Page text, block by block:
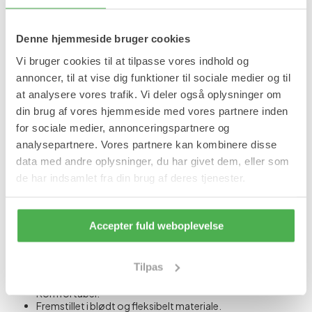
Denne hjemmeside bruger cookies
Vi bruger cookies til at tilpasse vores indhold og
annoncer, til at vise dig funktioner til sociale medier og til
at analysere vores trafik. Vi deler også oplysninger om
din brug af vores hjemmeside med vores partnere inden
for sociale medier, annonceringspartnere og
analysepartnere. Vores partnere kan kombinere disse
data med andre oplysninger, du har givet dem, eller som
de har indsamlet fra din brug af deres tjenester.
Accepter fuld weboplevelse
Tilpas
Læg i kurv
På lager
Forventet leveringstid:1-2 hverdage
Produktinformation
Forfodsbeskytterbind reducerer fodens tryk på forfoden og
Fordele:
Støtter forfoden.
Virker stødabsorberende og trykaflastende ved gang og
Velegnet ved forekomst af ligtorne og hård hud.
Komfortabel.
Fremstillet i blødt og fleksibelt materiale.